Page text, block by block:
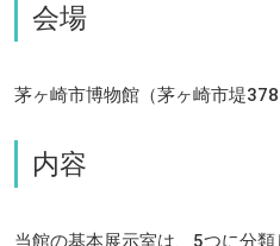
会場
茅ヶ崎市博物館（茅ヶ崎市堤
内容
当館の基本展示室は、5つに分